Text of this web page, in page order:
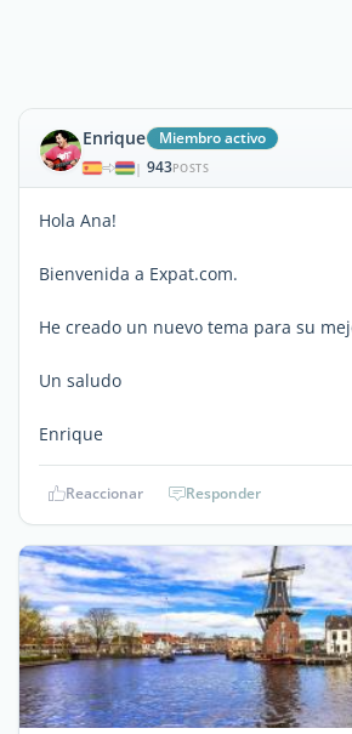
Enrique Miembro activo
| 943POSTS
Hola Ana!
Bienvenida a Expat.com.
He creado un nuevo tema para su
Un saludo
Enrique
Reaccionar Responder